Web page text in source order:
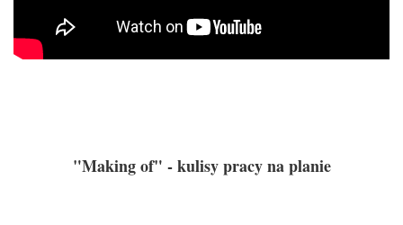
"Making of" - kulisy pracy na planie